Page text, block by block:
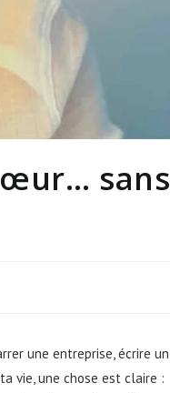
sans
une entreprise, écrire un
vie, une chose est claire :